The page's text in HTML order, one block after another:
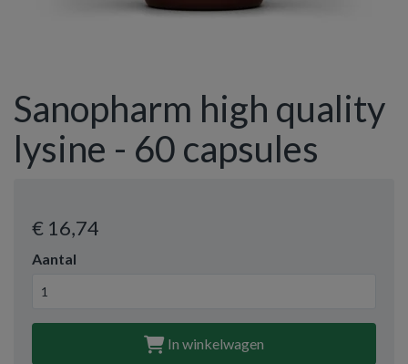
Sanopharm high quality
lysine - 60 capsules
€ 16,74
Aantal
In winkelwagen